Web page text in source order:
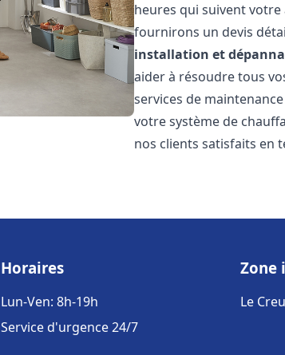
heures qui suivent
fournirons un devis
installation et
aider à résoudre tous
services de
votre système de
nos clients satisfaits en
Horaires
Lun-Ven: 8h-19h
Service d'urgence 24/7
Zone
Le